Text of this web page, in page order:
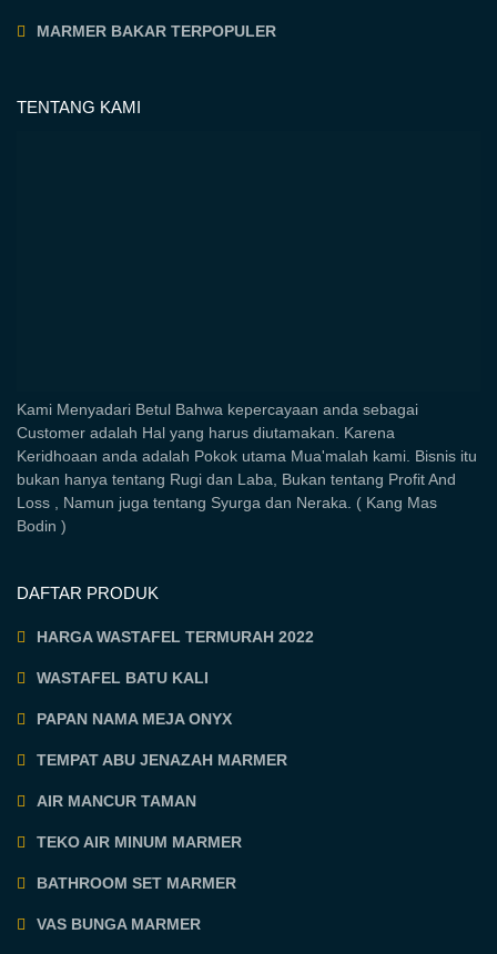
MARMER BAKAR TERPOPULER
TENTANG KAMI
Kami Menyadari Betul Bahwa kepercayaan anda sebagai
Customer adalah Hal yang harus diutamakan. Karena
Keridhoaan anda adalah Pokok utama Mua'malah kami. Bisnis itu
bukan hanya tentang Rugi dan Laba, Bukan tentang Profit And
Loss , Namun juga tentang Syurga dan Neraka. ( Kang Mas
Bodin )
DAFTAR PRODUK
HARGA WASTAFEL TERMURAH 2022
WASTAFEL BATU KALI
PAPAN NAMA MEJA ONYX
TEMPAT ABU JENAZAH MARMER
AIR MANCUR TAMAN
TEKO AIR MINUM MARMER
BATHROOM SET MARMER
VAS BUNGA MARMER